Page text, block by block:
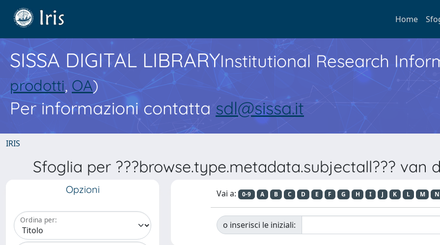
Home
SISSA DIGITAL LIBRARYInstitutional Research
prodotti, OA)
Per informazioni contatta sdl@sissa.it
IRIS
Sfoglia per ???browse.type.metadata.subjectall??? van
Opzioni
Ordina per:
Vai a: 0-9 A B C D E F G H I J K L M N
o inserisci le iniziali: